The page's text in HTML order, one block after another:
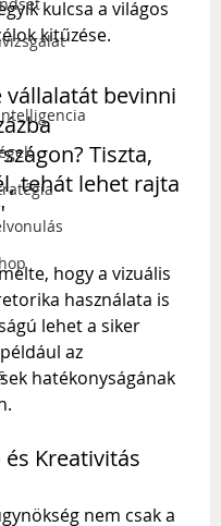
kulcsa a világos
kitűzése.
vállalatát bevinni
Tiszta,
tehát lehet rajta
hogy a vizuális
használata is
lehet a siker
az
hatékonyságának
Kreativitás
nem csak a